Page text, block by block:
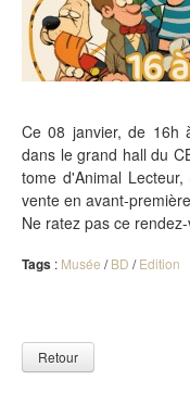
Ce 08 janvier, de 16h
dans le grand hall du
tome d'Animal Lecteur,
vente en avant-
Ne ratez pas ce
Tags : Musée /BD /Edition
Retour